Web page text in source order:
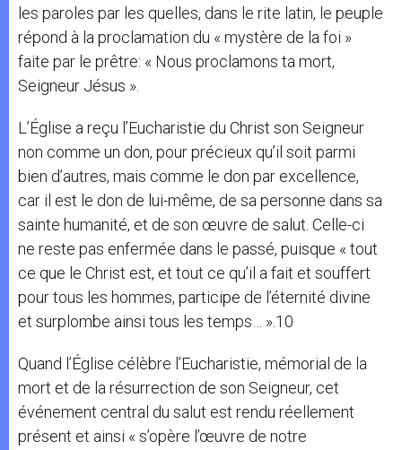
les paroles par les quelles, dans le rite latin, le peuple
répond à la proclamation du « mystère de la foi »
faite par le prêtre: « Nous proclamons ta mort,
Seigneur Jésus ».
L’Église a reçu l’Eucharistie du Christ son Seigneur
non comme un don, pour précieux qu’il soit parmi
bien d’autres, mais comme le don par excellence,
car il est le don de lui-même, de sa personne dans sa
sainte humanité, et de son œuvre de salut. Celle-ci
ne reste pas enfermée dans le passé, puisque « tout
ce que le Christ est, et tout ce qu’il a fait et souffert
pour tous les hommes, participe de l’éternité divine
et surplombe ainsi tous les temps… ».10
Quand l’Église célèbre l’Eucharistie, mémorial de la
mort et de la résurrection de son Seigneur, cet
événement central du salut est rendu réellement
présent et ainsi « s’opère l’œuvre de notre